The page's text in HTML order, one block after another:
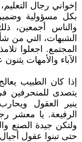
إخواني رجال
بكل مسؤولية
والناس أجمعين،
الشبهات، التي من
المجتمع. اجعلوا
الآباء والأمهات
إذا كان الطبيب
يتصدى للمنحرفين
ينير العقول
الرفيعة. يا معشر
ولتكن جيدة الصنع
حتى تبنوا عقول